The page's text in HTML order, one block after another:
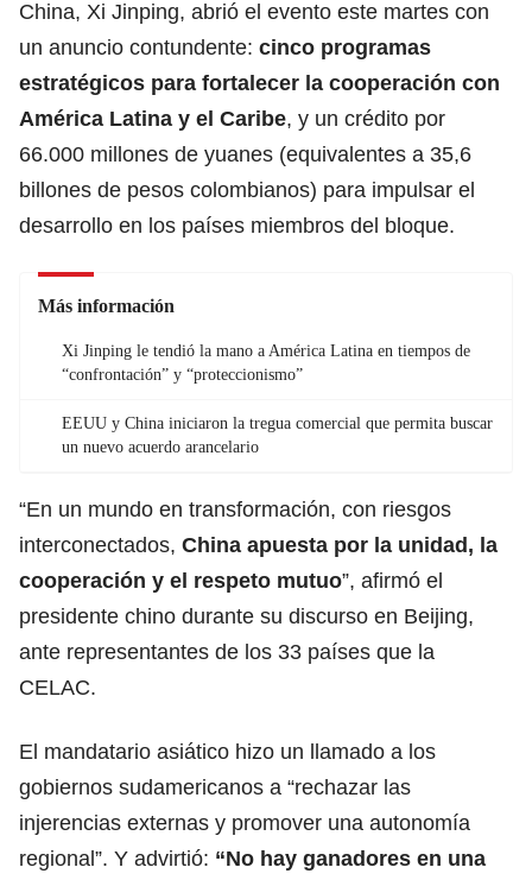
China, Xi Jinping, abrió el evento este martes con
un anuncio contundente: cinco programas
estratégicos para fortalecer la cooperación con
América Latina y el Caribe, y un crédito por
66.000 millones de yuanes (equivalentes a 35,6
billones de pesos colombianos) para impulsar el
desarrollo en los países miembros del bloque.
Más información
Xi Jinping le tendió la mano a América Latina en tiempos de
“confrontación” y “proteccionismo”
EEUU y China iniciaron la tregua comercial que permita buscar
un nuevo acuerdo arancelario
“En un mundo en transformación, con riesgos
interconectados, China apuesta por la unidad, la
cooperación y el respeto mutuo”, afirmó el
presidente chino durante su discurso en Beijing,
ante representantes de los 33 países que la
CELAC.
El mandatario asiático hizo un llamado a los
gobiernos sudamericanos a “rechazar las
injerencias externas y promover una autonomía
regional”. Y advirtió: “No hay ganadores en una